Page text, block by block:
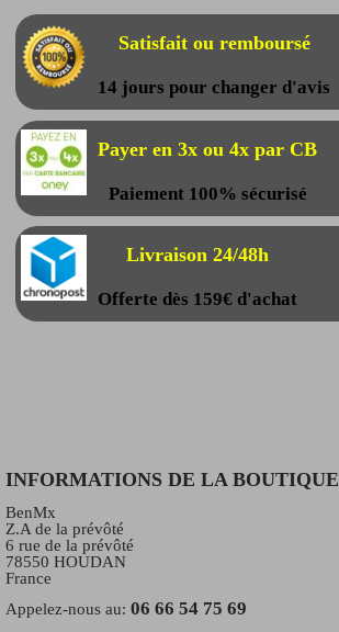
Satisfait ou remboursé
14 jours pour changer d'avis
Payer en 3x ou 4x par CB
Paiement 100% sécurisé
Livraison 24/48h
Offerte dès 159€ d'achat
INFORMATIONS DE LA BOUTIQUE
BenMx
Z.A de la prévôté
6 rue de la prévôté
78550 HOUDAN
France
Appelez-nous au: 06 66 54 75 69